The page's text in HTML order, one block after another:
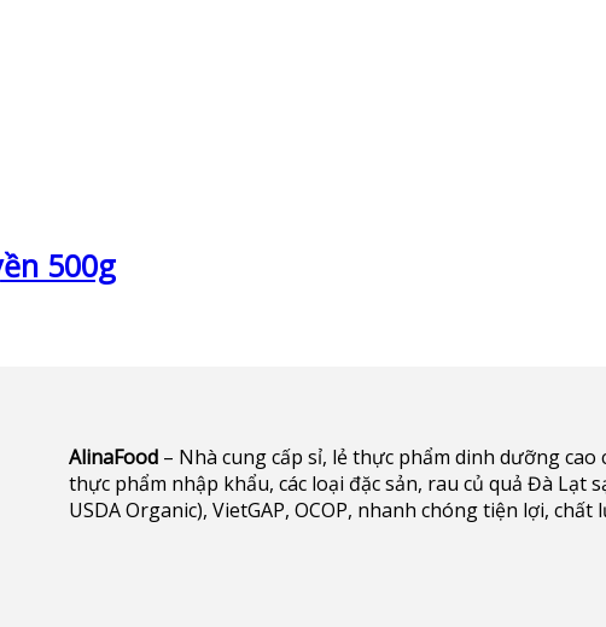
500g
AlinaFood– Nhà cung cấp sỉ, lẻ thực phẩm dinh dưỡng
thực phẩm nhập khẩu, các loại đặc sản, rau củ quả Đà Lạt
USDA Organic), VietGAP, OCOP, nhanh chóng tiện lợi, chất